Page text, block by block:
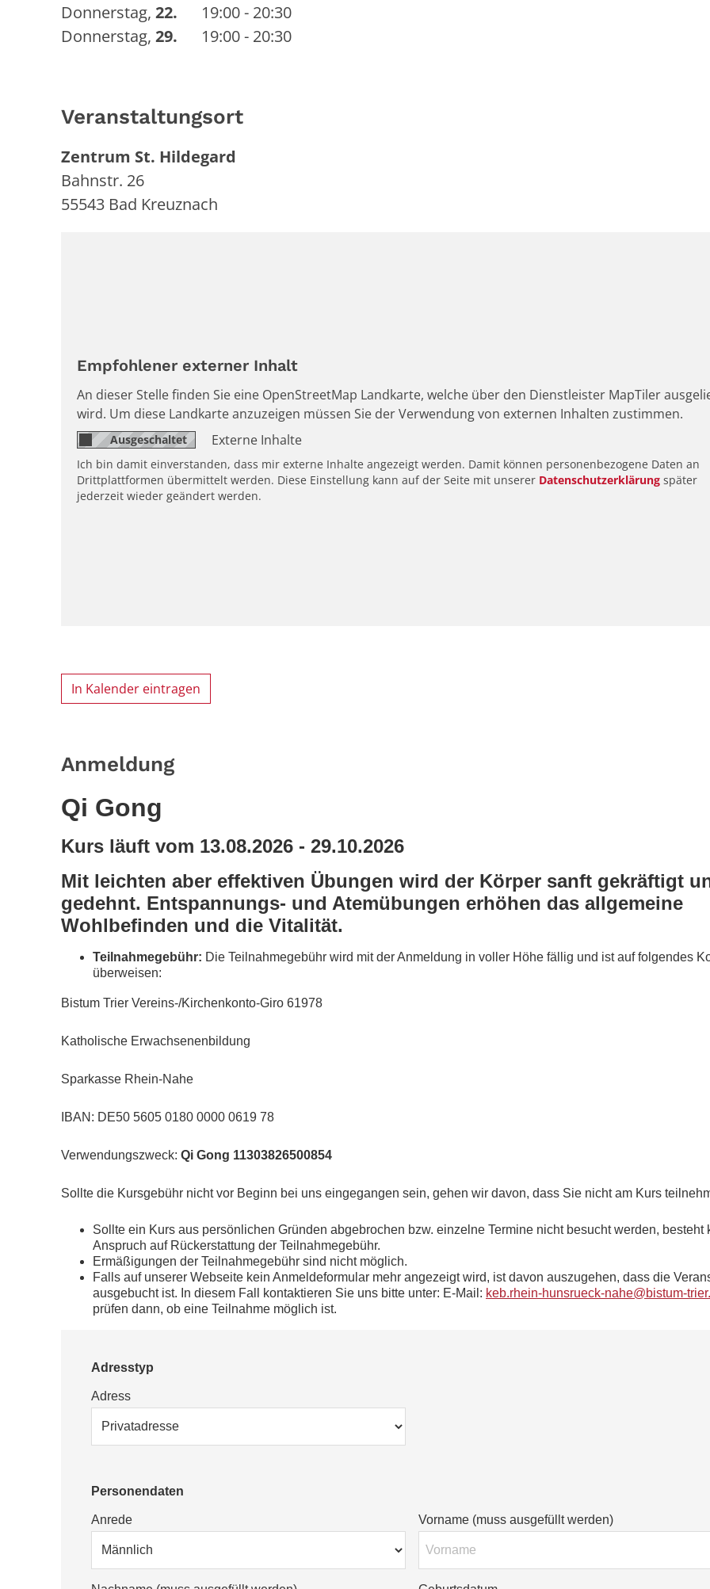
Donnerstag, 22.
19:00 - 20:30
Donnerstag, 29. 19:00 - 20:30
Veranstaltungsort
Zentrum St. Hildegard
Bahnstr. 26
55543 Bad Kreuznach
Empfohlener externer Inhalt
An dieser Stelle finden Sie eine OpenStreetMap Landkarte, welche über den Dienstleister MapTiler
wird. Um diese Landkarte anzuzeigen müssen Sie der Verwendung von externen Inhalten zustimmen.
Externe Inhalte
Ich bin damit einverstanden, dass mir externe Inhalte angezeigt werden. Damit können personenbezogene Daten an
Drittplattformen übermittelt werden. Diese Einstellung kann auf der Seite mit unserer Datenschutzerklärung später
jederzeit wieder geändert werden.
In Kalender eintragen
Anmeldung